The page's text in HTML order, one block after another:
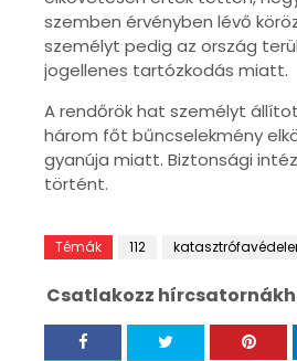
szemben érvényben lévő
személyt pedig az ország
jogellenes tartózkodás miatt.
A rendőrök hat személyt
három főt bűncselekmény
gyanúja miatt. Biztonsági
történt.
Témák 112
Csatlakozz